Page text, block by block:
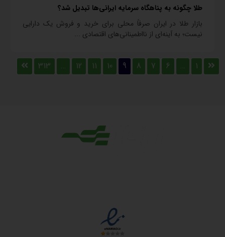
طلا چگونه به پناهگاه سرمایه ایرانی‌ها تبدیل شد؟
بازار طلا در ایران صرفاً محلی برای خرید و فروش یک دارایی
نیست؛ به آینه‌ای از نااطمینانی‌های اقتصادی ...
1
…
6
7
8
9
10
11
12
…
313